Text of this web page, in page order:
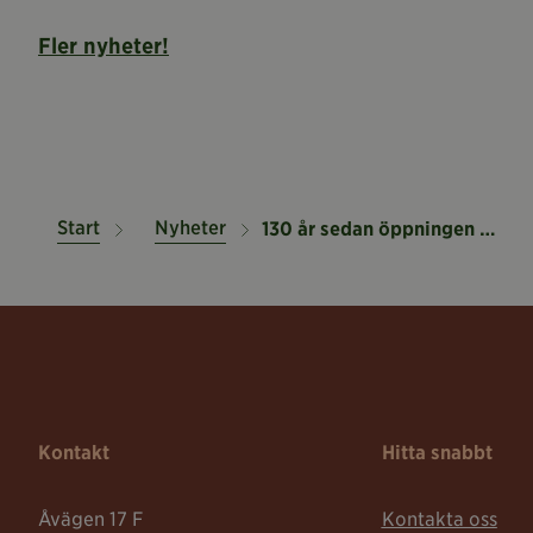
Fler nyheter!
Start Nyheter 130 år sedan öppningen av Stora Saluhallen
Kontakt
Åvägen 17 F
Hitta snabbt
Kontakta oss